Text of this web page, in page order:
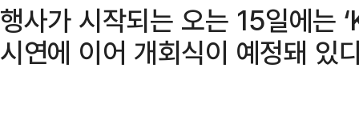
행사가 시작되는 오는 15일에는
시연에 이어 개회식이 예정돼 있